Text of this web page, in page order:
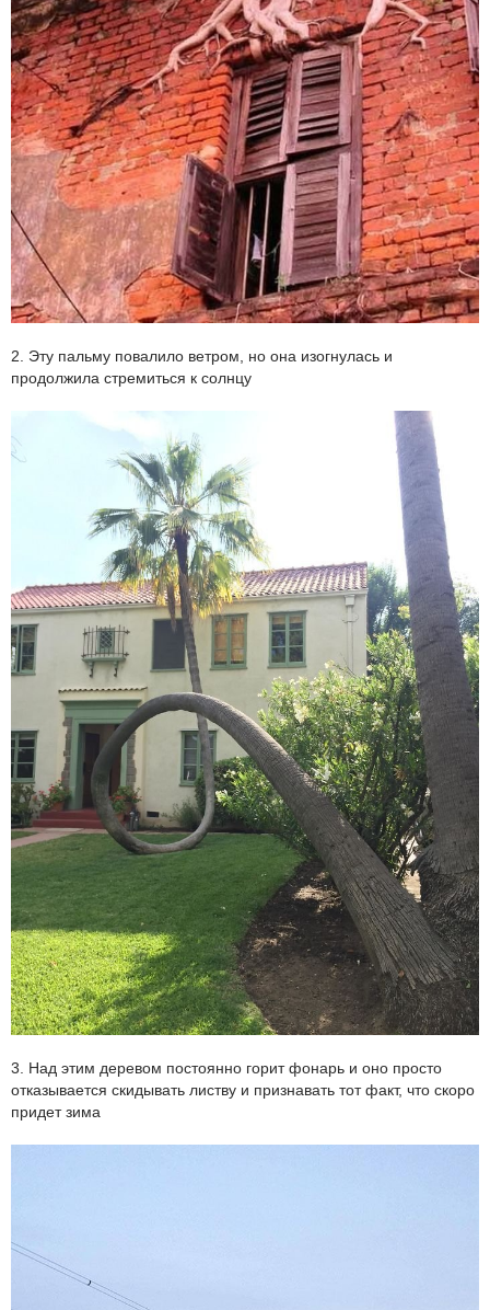
2. Эту пальму повалило ветром, но она изогнулась и
продолжила стремиться к солнцу
3. Над этим деревом постоянно горит фонарь и оно просто
отказывается скидывать листву и признавать тот факт, что скоро
придет зима